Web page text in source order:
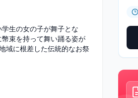
生の女の子が舞子とな
束を持って舞い踊る姿が
域に根差した伝統的なお祭